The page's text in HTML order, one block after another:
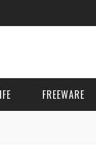
FREEWARE